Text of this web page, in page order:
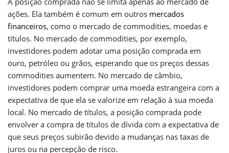
ações. Ela também é comum em outros mercados
financeiros, como o mercado de commodities, moedas e
títulos. No mercado de commodities, por exemplo,
investidores podem adotar uma posição comprada em
ouro, petróleo ou grãos, esperando que os preços dessas
commodities aumentem. No mercado de câmbio,
investidores podem comprar uma moeda estrangeira com a
expectativa de que ela se valorize em relação à sua moeda
local. No mercado de títulos, a posição comprada pode
envolver a compra de títulos de dívida com a expectativa de
que seus preços subirão devido a mudanças nas taxas de
juros ou na percepção de risco.